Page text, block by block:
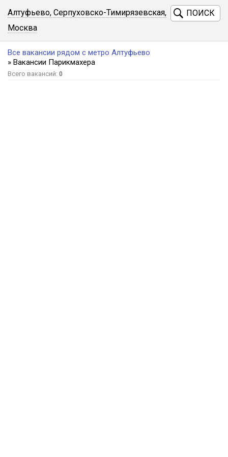
Алтуфьево, Серпуховско-Тимирязевская,
Москва
ПОИСК
Все вакансии рядом с метро Алтуфьево
» Вакансии Парикмахера
Всего вакансий: 0